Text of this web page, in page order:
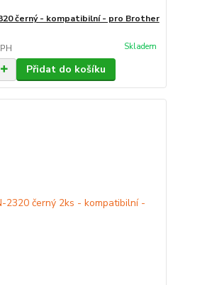
černý - kompatibilní - pro Brother
Skladem
Přidat do košíku